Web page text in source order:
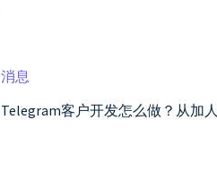
消息
Telegram客户开发怎么做？从加